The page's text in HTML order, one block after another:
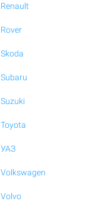
Renault
Rover
Skoda
Subaru
Suzuki
Toyota
УАЗ
Volkswagen
Volvo